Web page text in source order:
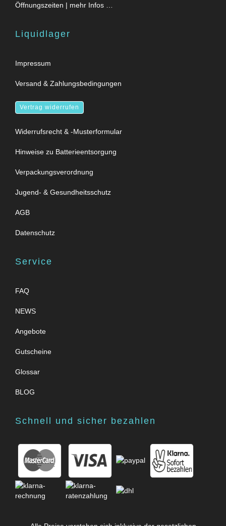
Öffnungszeiten | mehr Infos …
Liquidlager
Impressum
Versand & Zahlungsbedingungen
Vertrag widerrufen
Widerrufsrecht & -Musterformular
Hinweise zu Batterieentsorgung
Verpackungsverordnung
Jugend- & Gesundheitsschutz
AGB
Datenschutz
Service
FAQ
NEWS
Angebote
Gutscheine
Glossar
BLOG
Schnell und sicher bezahlen